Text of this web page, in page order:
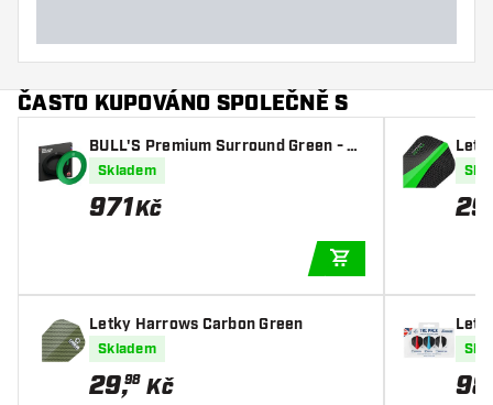
ČASTO KUPOVÁNO SPOLEČNĚ S
BULL'S Premium Surround Green - D
art Surround
Skladem
971Kč
Letky Harrows Carbon Green
Skladem
29,98 Kč
29
98